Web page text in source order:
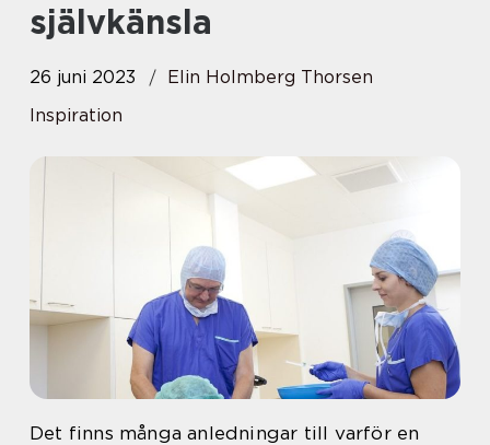
självkänsla
26 juni 2023
Elin Holmberg Thorsen
Inspiration
Det finns många anledningar till varför en